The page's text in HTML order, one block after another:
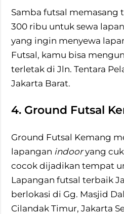
Samba futsal memasang
300 ribu untuk sewa
yang ingin menyewa
Futsal, kamu bisa
terletak di Jln. Tentara
Jakarta Barat.
4. Ground Futsal
Ground Futsal Kemang
lapangan indooryang
cocok dijadikan tempat
Lapangan futsal terbaik
berlokasi di Gg. Masjid
Cilandak Timur, Jakarta